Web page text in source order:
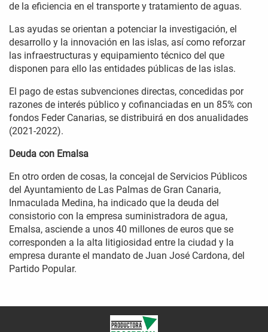
de la eficiencia en el transporte y tratamiento de aguas.
Las ayudas se orientan a potenciar la investigación, el
desarrollo y la innovación en las islas, así como reforzar
las infraestructuras y equipamiento técnico del que
disponen para ello las entidades públicas de las islas.
El pago de estas subvenciones directas, concedidas por
razones de interés público y cofinanciadas en un 85% con
fondos Feder Canarias, se distribuirá en dos anualidades
(2021-2022).
Deuda con Emalsa
En otro orden de cosas, la concejal de Servicios Públicos
del Ayuntamiento de Las Palmas de Gran Canaria,
Inmaculada Medina, ha indicado que la deuda del
consistorio con la empresa suministradora de agua,
Emalsa, asciende a unos 40 millones de euros que se
corresponden a la alta litigiosidad entre la ciudad y la
empresa durante el mandato de Juan José Cardona, del
Partido Popular.